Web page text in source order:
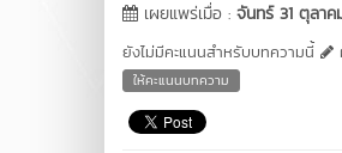
เผยแพร่เมื่อ : จันทร์ 31 ตุลาค
ยังไม่มีคะแนนสำหรับบทความนี้
ให้คะแนนบทความ